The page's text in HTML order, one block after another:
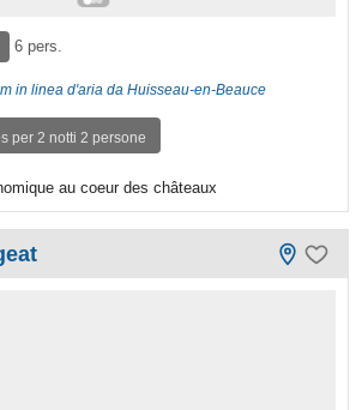
6 pers.
in linea d'aria da Huisseau-en-Beauce
per 2 notti 2 persone
au coeur des châteaux